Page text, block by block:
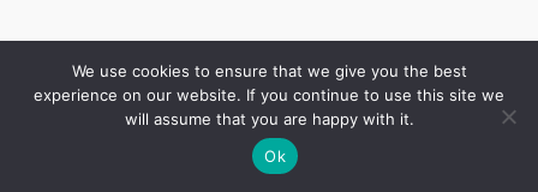
Copyright © 2026 LES ANNALES DES MINES | Powered by Thème WordPress Astra
We use cookies to ensure that we give you the best
experience on our website. If you continue to use this site we
will assume that you are happy with it.
Ok